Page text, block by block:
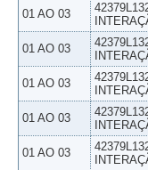
01 AO 03
01 AO 03
01 AO 03
01 AO 03
01 AO 03